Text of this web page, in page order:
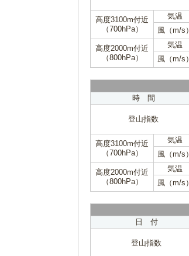
高度3100m付近
（700hPa）
気温
風（m/s）
高度2000m付近
（800hPa）
気温
風（m/s）
時 間
登山指数
高度3100m付近
（700hPa）
気温
風（m/s）
高度2000m付近
（800hPa）
気温
風（m/s）
日 付
登山指数